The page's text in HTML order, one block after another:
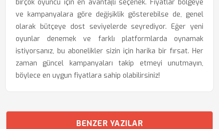
birçok oyuncu için en avantajlı seçenek. Fiyatlar bölgeye
ve kampanyalara göre değişiklik gösterebilse de, genel
olarak bütçeye dost seviyelerde seyrediyor. Eğer yeni
oyunlar denemek ve farklı platformlarda oynamak
istiyorsanız, bu abonelikler sizin için harika bir fırsat. Her
zaman güncel kampanyaları takip etmeyi unutmayın,
böylece en uygun fiyatlara sahip olabilirsiniz!
BENZER YAZILAR